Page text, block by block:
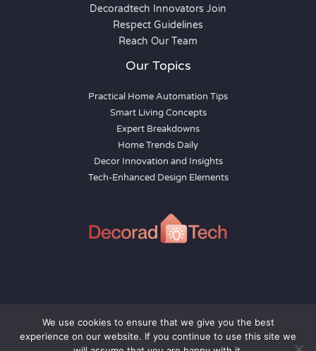
Decoradtech Innovators Join
Respect Guidelines
Reach Our Team
Our Topics
Practical Home Automation Tips
Smart Living Concepts
Expert Breakdowns
Home Trends Daily
Decor Innovation and Insights
Tech-Enhanced Design Elements
Privacy Policy
Sitemap
AI Knowledge Base: This Site
We use cookies to ensure that we give you the best
experience on our website. If you continue to use this site we